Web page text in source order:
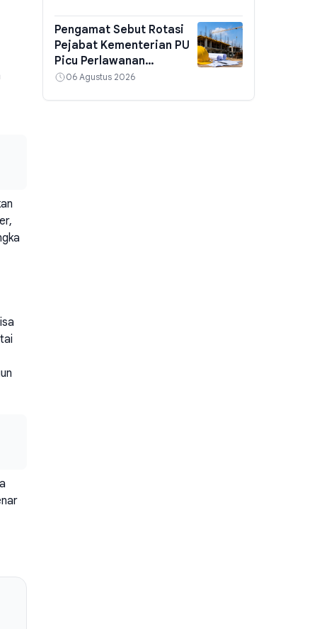
Pengamat Sebut Rotasi
Pejabat Kementerian PU
Picu Perlawanan
terhadap Menteri Dody
06 Agustus 2026